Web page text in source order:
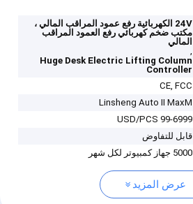
24V الكهربائية رفع عمود المراقب المالي ،
مكتب ضخم كهربائي رفع العمود المراقب
المالي
,
Huge Desk Electric Lifting Column
Controller
CE, FCC
Linsheng Auto II MaxM
99-6999 USD/PCS
قابل للتفاوض
5000 جهاز كمبيوتر لكل شهر
عرض المزيد